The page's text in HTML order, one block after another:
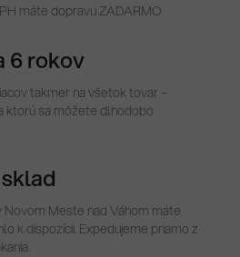
máte dopravu ZADARMO
6 rokov
takmer na všetok tovar –
ktorú sa môžete dlhodobo
Novom Meste nad Váhom máte
k dispozícii. Expedujeme priamo z